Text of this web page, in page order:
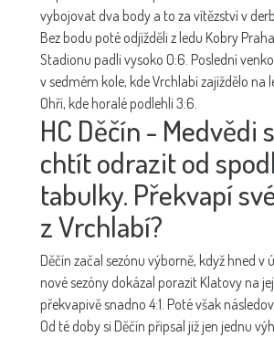
vybojovat dva body a to za vítězství v
Bez bodu poté odjížděli z ledu Kobry
Stadionu padli vysoko 0:6. Poslední
v sedmém kole, kde Vrchlabí zajíždělo na
Ohří, kde horalé podlehli 3:6.
HC Děčín - Medvědi
chtít odrazit od
tabulky. Překvapí
z Vrchlabí?
Děčín začal sezónu výborně, když hned v
nové sezóny dokázal porazit Klatovy na
překvapivě snadno 4:1. Poté však
Od té doby si Děčín připsal již jen jednu